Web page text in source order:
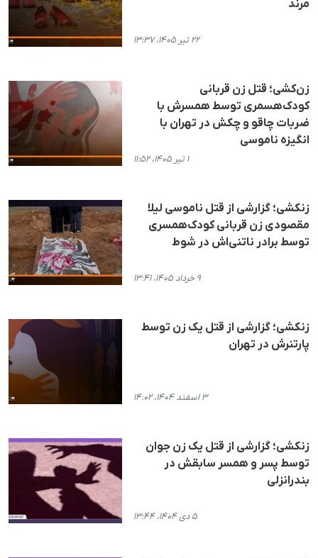
مرند
۲۲ تیر ۱۴۰۵، ۱۳:۳۷
زن‌کشی؛ قتل زن قربانی
کودک‌هسمری توسط همسرش با
ضربات چاقو و چکش در تهران با
انگیزه ناموسی
۱ تیر ۱۴۰۵، ۱۱:۵۲
زنکشی؛ گزارشی از قتل ناموسی لیلا
مقصودی زن قربانی کودک‌همسری
توسط برادر ناتنی‌اش در شوط
۹ خرداد ۱۴۰۵، ۱۳:۴۱
زنکشی؛ گزارشی از قتل یک زن توسط
پارتنرش در تهران
۳ اسفند ۱۴۰۴، ۱۴:۰۲
زنکشی؛ گزارشی از قتل یک زن جوان
توسط پسر و همسر سابقش در
بندرانزلی
۵ دی ۱۴۰۴، ۱۳:۴۴